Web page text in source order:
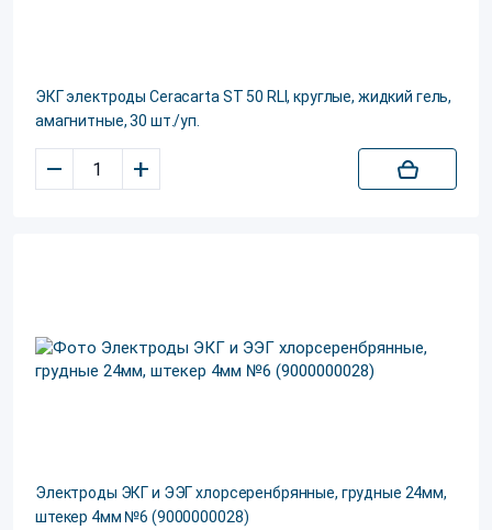
ЭКГ электроды Ceracarta ST 50 RLI, круглые, жидкий гель,
амагнитные, 30 шт./уп.
– +
Электроды ЭКГ и ЭЭГ хлорсеренбрянные, грудные 24мм,
штекер 4мм №6 (9000000028)